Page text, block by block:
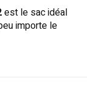
est le sac idéal
importe le